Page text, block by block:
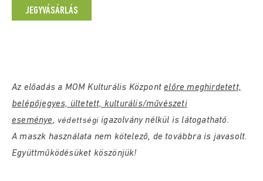
JEGYVÁSÁRLÁS
Az előadás a MOM Kulturális Központelőre meghirdetett,
belépőjegyes, ültetett, kulturális/művészeti
eseménye, védettségi igazolvány nélkül is látogatható.
A maszk használata nem kötelező, de továbbra is javasolt.
Együttműködésüket köszönjük!